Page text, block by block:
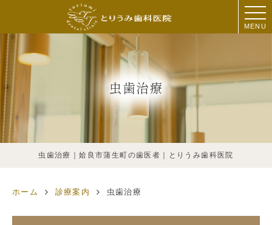
MENU
虫歯治療
虫歯治療｜姶良市蒲生町の歯医者｜とりうみ歯科医院
ホーム 診療案内 虫歯治療